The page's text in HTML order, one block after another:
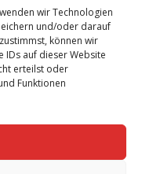
wir Technologien
und/oder darauf
können wir
IDs auf dieser Website
erteilst oder
Funktionen
sich ständig
und Technologien.
Sie unseren